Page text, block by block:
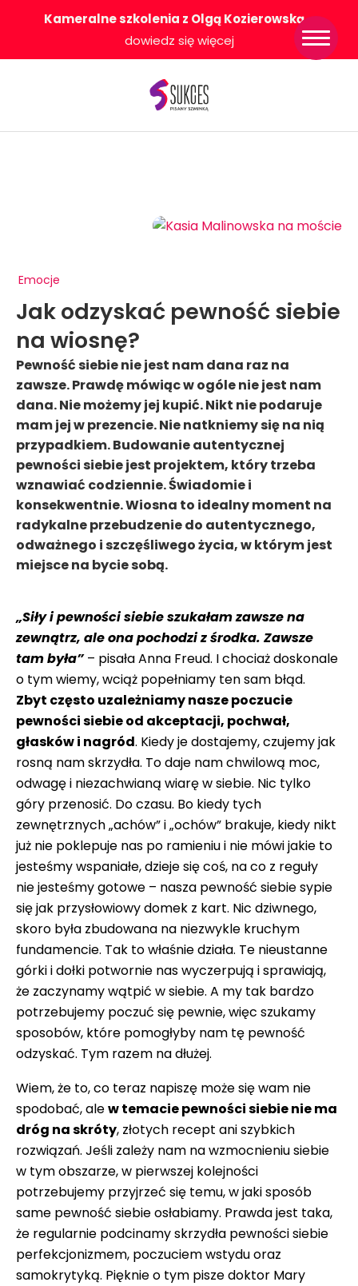
Kameralne szkolenia z Olgą Kozierowską-
dowiedz się więcej
Emocje
Jak odzyskać pewność siebie
na wiosnę?
Pewność siebie nie jest nam dana raz na
zawsze. Prawdę mówiąc w ogóle nie jest nam
dana. Nie możemy jej kupić. Nikt nie podaruje
mam jej w prezencie. Nie natkniemy się na nią
przypadkiem. Budowanie autentycznej
pewności siebie jest projektem, który trzeba
wznawiać codziennie. Świadomie i
konsekwentnie. Wiosna to idealny moment na
radykalne przebudzenie do autentycznego,
odważnego i szczęśliwego życia, w którym jest
miejsce na bycie sobą.
„Siły i pewności siebie szukałam zawsze na
zewnątrz, ale ona pochodzi z środka. Zawsze
tam była”– pisała Anna Freud. I chociaż doskonale
o tym wiemy, wciąż popełniamy ten sam błąd.
Zbyt często uzależniamy nasze poczucie
pewności siebie od akceptacji, pochwał,
głasków i nagród. Kiedy je dostajemy, czujemy jak
rosną nam skrzydła. To daje nam chwilową moc,
odwagę i niezachwianą wiarę w siebie. Nic tylko
góry przenosić. Do czasu. Bo kiedy tych
zewnętrznych „achów” i „ochów” brakuje, kiedy nikt
już nie poklepuje nas po ramieniu i nie mówi jakie to
jesteśmy wspaniałe, dzieje się coś, na co z reguły
nie jesteśmy gotowe – nasza pewność siebie sypie
się jak przysłowiowy domek z kart. Nic dziwnego,
skoro była zbudowana na niezwykle kruchym
fundamencie. Tak to właśnie działa. Te nieustanne
górki i dołki potwornie nas wyczerpują i sprawiają,
że zaczynamy wątpić w siebie. A my tak bardzo
potrzebujemy poczuć się pewnie, więc szukamy
sposobów, które pomogłyby nam tę pewność
odzyskać. Tym razem na dłużej.
Wiem, że to, co teraz napiszę może się wam nie
spodobać, alew temacie pewności siebie nie ma
dróg na skróty, złotych recept ani szybkich
rozwiązań. Jeśli zależy nam na wzmocnieniu siebie
w tym obszarze, w pierwszej kolejności
potrzebujemy przyjrzeć się temu, w jaki sposób
same pewność siebie osłabiamy. Prawda jest taka,
że regularnie podcinamy skrzydła pewności siebie
perfekcjonizmem, poczuciem wstydu oraz
samokrytyką. Pięknie o tym pisze doktor Mary
Strona główna
Konkurs Sukces